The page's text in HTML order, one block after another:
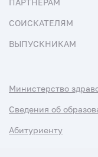
ПАРТНЕРАМ
СОИСКАТЕЛЯМ
ВЫПУСКНИКАМ
Министерство
Сведения об
Абитуриенту